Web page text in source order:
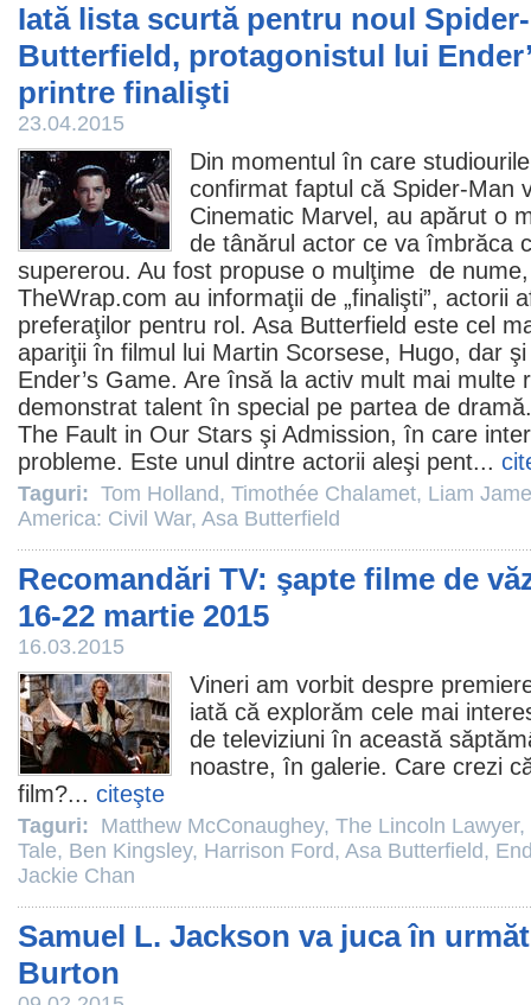
Iată lista scurtă pentru noul
Butterfield, protagonistul lui
printre finalişti
23.04.2015
Din momentul în care
confirmat faptul că Spider-Man
Cinematic Marvel, au apărut o
de tânărul actor ce va îmbrăca
supererou. Au fost propuse o mulţime de
TheWrap.com au informaţii de „finalişti”, actorii
preferaţilor pentru rol. Asa Butterfield este cel
apariţii în filmul
lui Martin Scorsese, Hugo, dar
Ender’s Game. Are însă la activ mult mai multe
demonstrat talent în special pe partea de
The Fault in Our Stars şi Admission, în care
probleme. Este unul dintre actorii aleşi pent...
Taguri: Tom Holland, Timothée Chalamet, Liam
America: Civil War, Asa Butterfield
Recomandări TV: şapte filme de
16-22 martie 2015
16.03.2015
Vineri am vorbit despre
iată că explorăm cele mai
de televiziuni în această
noastre, în galerie. Care crezi
film?... citeşte
Taguri: Matthew McConaughey, The Lincoln Lawyer,
Tale, Ben Kingsley, Harrison Ford, Asa Butterfield,
Jackie Chan
Samuel L. Jackson va juca în
Burton